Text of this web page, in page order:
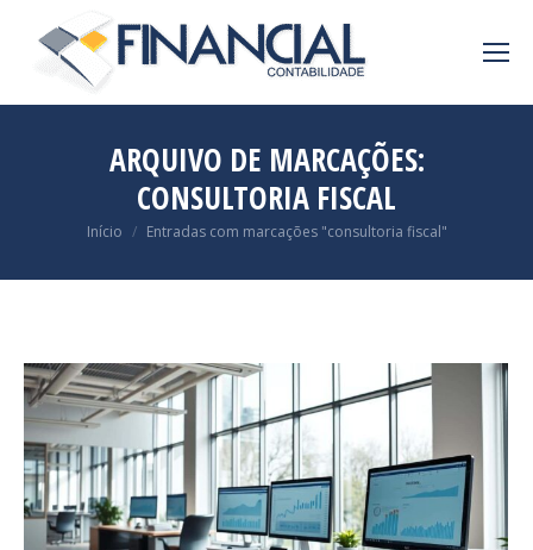
ARQUIVO DE MARCAÇÕES:
CONSULTORIA FISCAL
Você está aqui:
Início Entradas com marcações "consultoria fiscal"